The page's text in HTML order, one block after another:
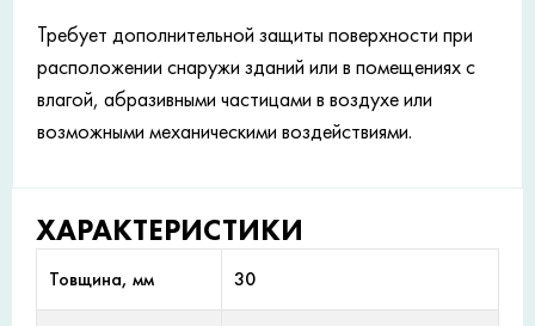
Требует дополнительной защиты поверхности при
расположении снаружи зданий или в помещениях с
влагой, абразивными частицами в воздухе или
возможными механическими воздействиями.
ХАРАКТЕРИСТИКИ
Товщина, мм 30